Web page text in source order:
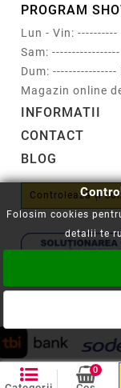
PROGRAM
Lun - Vin:
Sam:
Dum:
Magazin online
INFORMATII
CONTACT
BLOG
Controlează-ți
0
Folosim cookies
detalii te